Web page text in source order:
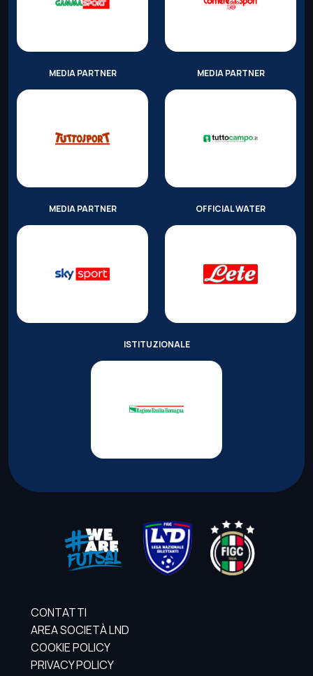
MEDIA PARTNER MEDIA PARTNER
MEDIA PARTNER OFFICIAL WATER
ISTITUZIONALE
CONTATTI
AREA SOCIETÀ LND
COOKIE POLICY
PRIVACY POLICY